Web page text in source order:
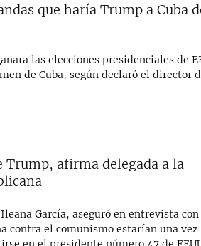
que haría Trump a Cuba
las elecciones presidenciales de
de Cuba, según declaró el director
Trump, afirma delegada a la
García, aseguró en entrevista
contra el comunismo estarían una vez